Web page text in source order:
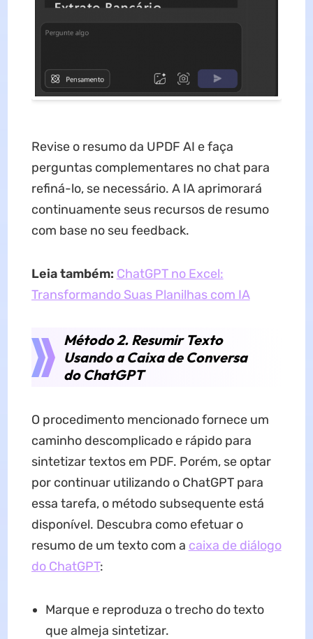
Revise o resumo da UPDF AI e faça
perguntas complementares no chat para
refiná-lo, se necessário. A IA aprimorará
continuamente seus recursos de resumo
com base no seu feedback.
Leia também: ChatGPT no Excel:
Transformando Suas Planilhas com IA
Método 2. Resumir Texto
Usando a Caixa de Conversa
do ChatGPT
O procedimento mencionado fornece um
caminho descomplicado e rápido para
sintetizar textos em PDF. Porém, se optar
por continuar utilizando o ChatGPT para
essa tarefa, o método subsequente está
disponível. Descubra como efetuar o
resumo de um texto com a caixa de diálogo
do ChatGPT:
Marque e reproduza o trecho do texto
que almeja sintetizar.